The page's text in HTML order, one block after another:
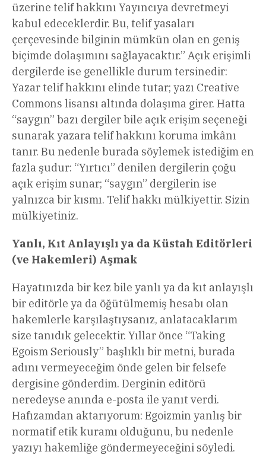
üzerine telif hakkını Yayıncıya devretmeyi
kabul edeceklerdir. Bu, telif yasaları
çerçevesinde bilginin mümkün olan en geniş
biçimde dolaşımını sağlayacaktır.” Açık erişimli
dergilerde ise genellikle durum tersinedir:
Yazar telif hakkını elinde tutar; yazı Creative
Commons lisansı altında dolaşıma girer. Hatta
“saygın” bazı dergiler bile açık erişim seçeneği
sunarak yazara telif hakkını koruma imkânı
tanır. Bu nedenle burada söylemek istediğim en
fazla şudur: “Yırtıcı” denilen dergilerin çoğu
açık erişim sunar; “saygın” dergilerin ise
yalnızca bir kısmı. Telif hakkı mülkiyettir. Sizin
mülkiyetiniz.
Yanlı, Kıt Anlayışlı ya da Küstah Editörleri
(ve Hakemleri) Aşmak
Hayatınızda bir kez bile yanlı ya da kıt anlayışlı
bir editörle ya da öğütülmemiş hesabı olan
hakemlerle karşılaştıysanız, anlatacaklarım
size tanıdık gelecektir. Yıllar önce “Taking
Egoism Seriously” başlıklı bir metni, burada
adını vermeyeceğim önde gelen bir felsefe
dergisine gönderdim. Derginin editörü
neredeyse anında e-posta ile yanıt verdi.
Hafızamdan aktarıyorum: Egoizmin yanlış bir
normatif etik kuramı olduğunu, bu nedenle
yazıyı hakemliğe göndermeyeceğini söyledi.